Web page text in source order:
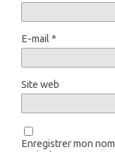
E-mail *
Site web
Enregistrer mon